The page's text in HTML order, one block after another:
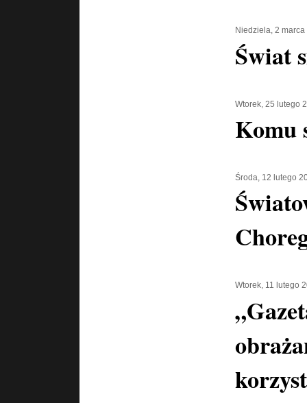
Niedziela, 2
Świat
Wtorek, 25 lutego
Komu
Środa, 12 lutego
Wtorek, 11 lutego